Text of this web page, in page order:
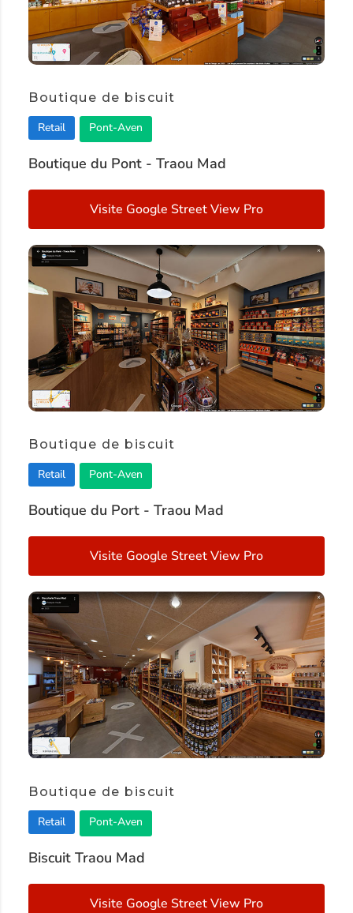
Boutique de biscuit
Retail
Pont-Aven
Boutique du Pont - Traou Mad
Visite Google Street View Pro
Boutique de biscuit
Retail
Pont-Aven
Boutique du Port - Traou Mad
Visite Google Street View Pro
Boutique de biscuit
Retail
Pont-Aven
Biscuit Traou Mad
Visite Google Street View Pro